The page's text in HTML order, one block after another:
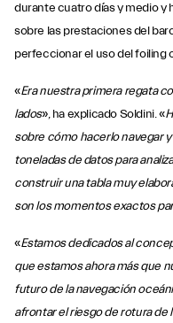
durante cuatro días y medio y
sobre las prestaciones del
perfeccionar el uso del foiling
«Era nuestra primera regata
lados», ha explicado Soldini. «
sobre cómo hacerlo navegar
toneladas de datos para
construir una tabla muy
son los momentos exactos
«Estamos dedicados al
que estamos ahora más que
futuro de la navegación
afrontar el riesgo de rotura